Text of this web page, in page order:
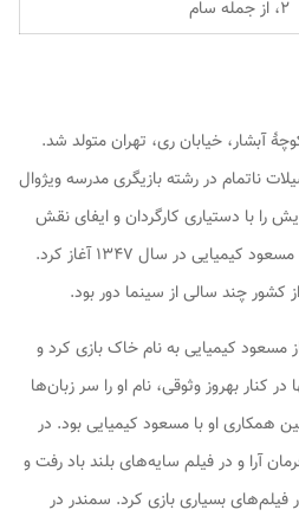
۲، از جمله سام
قریبیان در سال ۱۳۲۰ در کوچهٔ آبشار، خیابان ری، تهران متولد شد.
ناتمام در رشته بازیگری مدرسه ویژوال
را با دستیاری کارگردان و ایفای نقش
کوتاهی در فیلم بیگانه بیا ساخته مسعود کیمیایی در سال ۱۳۴۷ آغاز کرد.
چند سالی از سینما دور بود.
فیلمی از مسعود کیمیایی به نام خاک بازی کرد و
کنار بهروز وثوقی، نام او را سر زبان‌ها
غزل در سال ۱۳۵۵ سومین همکاری او با مسعود کیمیایی بود. در
فرمان آرا و در فیلم سایه‌های بلند باد رفت و
بسیاری بازی کرد. سمندر در